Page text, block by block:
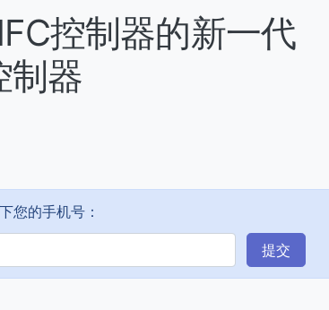
控制器的新一代
制器
您的手机号：
提交